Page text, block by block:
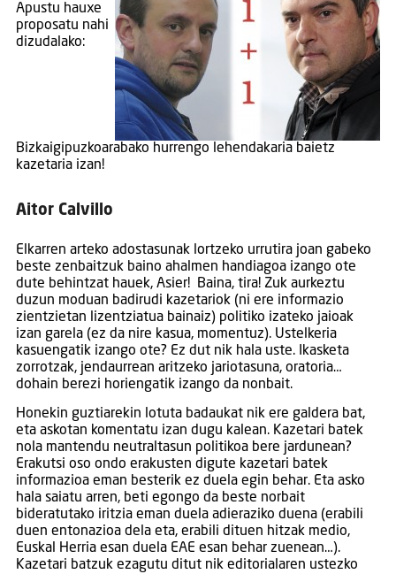
Apustu hauxe
proposatu nahi
dizudalako:
Bizkaigipuzkoarabako hurrengo lehendakaria baietz
kazetaria izan!
Aitor Calvillo
Elkarren arteko adostasunak lortzeko urrutira joan gabeko
beste zenbaitzuk baino ahalmen handiagoa izango ote
dute behintzat hauek, Asier! Baina, tira! Zuk aurkeztu
duzun moduan badirudi kazetariok (ni ere informazio
zientzietan lizentziatua bainaiz) politiko izateko jaioak
izan garela (ez da nire kasua, momentuz). Ustelkeria
kasuengatik izango ote? Ez dut nik hala uste. Ikasketa
zorrotzak, jendaurrean aritzeko jariotasuna, oratoria…
dohain berezi horiengatik izango da nonbait.
Honekin guztiarekin lotuta badaukat nik ere galdera bat,
eta askotan komentatu izan dugu kalean. Kazetari batek
nola mantendu neutraltasun politikoa bere jardunean?
Erakutsi oso ondo erakusten digute kazetari batek
informazioa eman besterik ez duela egin behar. Eta asko
hala saiatu arren, beti egongo da beste norbait
bideratutako iritzia eman duela adieraziko duena (erabili
duen entonazioa dela eta, erabili dituen hitzak medio,
Euskal Herria esan duela EAE esan behar zuenean…).
Kazetari batzuk ezagutu ditut nik editorialaren ustezko